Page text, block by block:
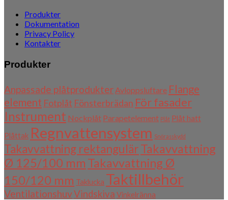
Produkter
Dokumentation
Privacy Policy
Kontakter
Produkter
Anpassade plåtprodukter Avloppsluftare Flange
element Fotplåt Fönsterbrädan För fasader
Instrument Nockplåt Parapetelement Plåt Plåt hatt
Plåttak Regnvattensystem Snörasskydd
Takavvattning rektangulärTakavvattning
Ø 125/100 mm Takavvattning Ø
150/120 mm Taklucka Taktillbehör
VentilationshuvVindskiva Vinkelränna